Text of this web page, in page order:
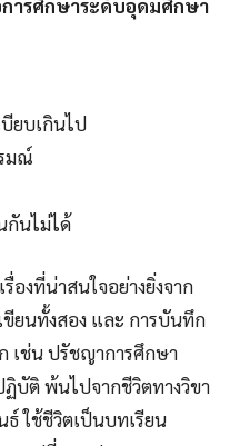
ารศึกษาระดับอุดมศึกษา
ยบเกินไป
มณ์
กันไม่ได้
องที่น่าสนใจอย่างยิ่งจาก
ขียนทั้งสอง และ การบันทึก
เช่น ปรัชญาการศึกษา
บัติ พ้นไปจากชีวิตทางวิขา
ธ์ ใช้ชีวิตเป็นบทเรียน